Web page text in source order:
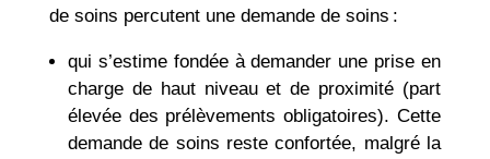
de soins percutent une demande de soins :
qui s’estime fondée à demander une prise en
charge de haut niveau et de proximité (part
élevée des prélèvements obligatoires). Cette
demande de soins reste confortée, malgré la